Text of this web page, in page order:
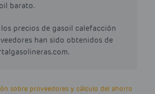
barato.
precios de gasoil calefacción
han sido obtenidos de
sobre proveedores y cálculo del ahorro